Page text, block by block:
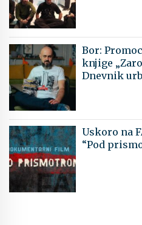
Bor:
knjige
Dnevnik
Uskoro na
“Pod